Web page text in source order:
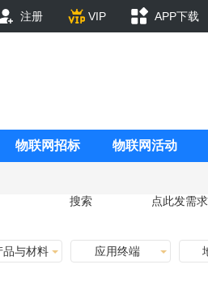
注册 VIP APP下载
物联网招标 物联网活动
搜索
点此发需
品与材料 应用终端